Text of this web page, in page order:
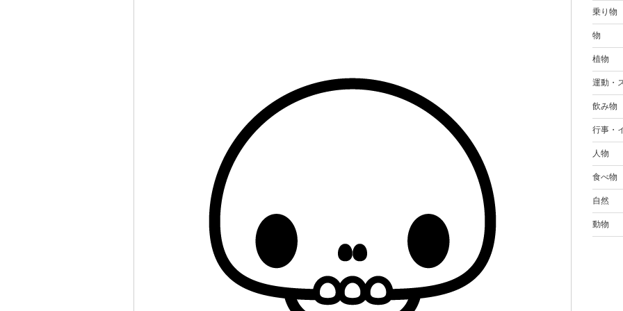
乗り物
物
植物
運動・
飲み物
行事・
人物
食べ物
自然
動物